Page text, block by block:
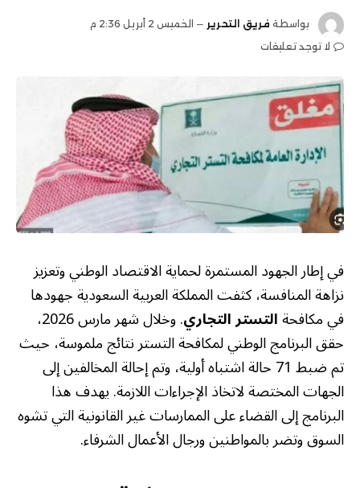
بواسطة فريق التحرير
الخميس 2 أبريل 2:36 م
لا توجد تعليقات
في إطار الجهود المستمرة لحماية الاقتصاد الوطني وتعزيز
نزاهة المنافسة، كثفت المملكة العربية السعودية جهودها
في مكافحةالتستر التجاري . وخلال شهر مارس 2026،
حقق البرنامج الوطني لمكافحة التستر نتائج ملموسة، حيث
تم ضبط 71 حالة اشتباه أولية، وتم إحالة المخالفين إلى
الجهات المختصة لاتخاذ الإجراءات اللازمة. يهدف هذا
البرنامج إلى القضاء على الممارسات غير القانونية التي تشوه
السوق وتضر بالمواطنين ورجال الأعمال الشرفاء.